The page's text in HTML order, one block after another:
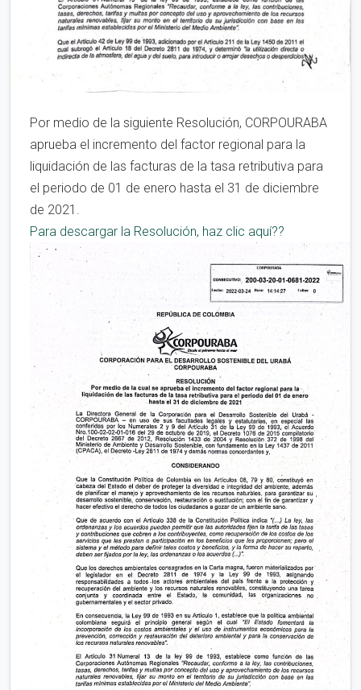
Por medio de la siguiente Resolución, CORPOURABA
aprueba el incremento del factor regional para la
liquidación de las facturas de la tasa retributiva para
el periodo de 01 de enero hasta el 31 de diciembre
de 2021.
Para descargar la Resolución, haz clic aquí??